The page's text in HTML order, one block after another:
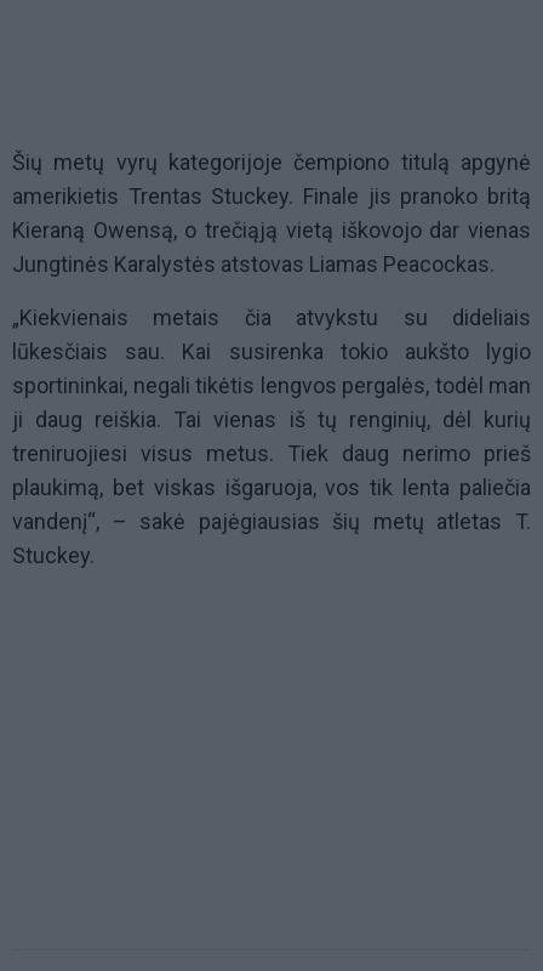
Šių metų vyrų kategorijoje čempiono titulą apgynė
amerikietis Trentas Stuckey. Finale jis pranoko britą
Kieraną Owensą, o trečiąją vietą iškovojo dar vienas
Jungtinės Karalystės atstovas Liamas Peacockas.
„Kiekvienais metais čia atvykstu su dideliais
lūkesčiais sau. Kai susirenka tokio aukšto lygio
sportininkai, negali tikėtis lengvos pergalės, todėl man
ji daug reiškia. Tai vienas iš tų renginių, dėl kurių
treniruojiesi visus metus. Tiek daug nerimo prieš
plaukimą, bet viskas išgaruoja, vos tik lenta paliečia
vandenį“, – sakė pajėgiausias šių metų atletas T.
Stuckey.